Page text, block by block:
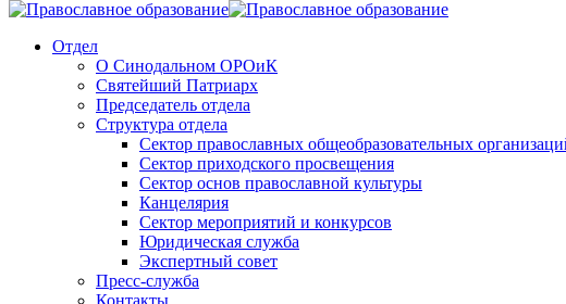
Отдел
О Синодальном ОРОиК
Святейший Патриарх
Председатель отдела
Структура отдела
Сектор православных общеобразовательных
Сектор приходского просвещения
Сектор основ православной культуры
Канцелярия
Сектор мероприятий и конкурсов
Юридическая служба
Экспертный совет
Пресс-служба
Контакты